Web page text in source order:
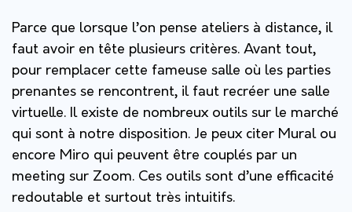
Parce que lorsque l’on pense ateliers à distance, il
faut avoir en tête plusieurs critères. Avant tout,
pour remplacer cette fameuse salle où les parties
prenantes se rencontrent, il faut recréer une salle
virtuelle. Il existe de nombreux outils sur le marché
qui sont à notre disposition. Je peux citer Mural ou
encore Miro qui peuvent être couplés par un
meeting sur Zoom. Ces outils sont d’une efficacité
redoutable et surtout très intuitifs.